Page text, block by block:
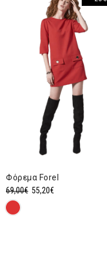
Φόρεμα Forel
69,00€ Original
55,20€Η